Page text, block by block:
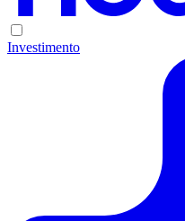
Investimento